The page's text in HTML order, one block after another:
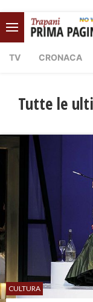
TV CRONACA
Tutte le
CULTURA